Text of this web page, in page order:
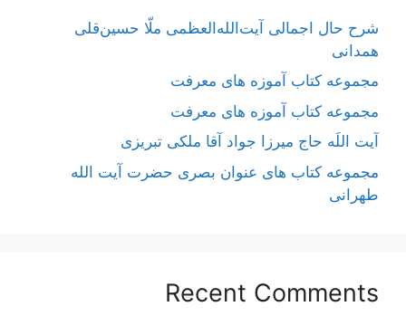
شرح حال اجمالی آیت‌الله‌العظمی ملّا حسین‌قلی
همدانی
مجموعه کتاب آموزه های معرفت
مجموعه کتاب آموزه های معرفت
آیت اللَه حاج میرزا جواد آقا ملکی تبریزی
مجموعه کتاب های عنوان بصری حضرت آیت الله
طهرانی
Recent Comments